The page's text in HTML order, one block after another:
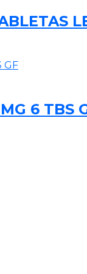
6 TBS